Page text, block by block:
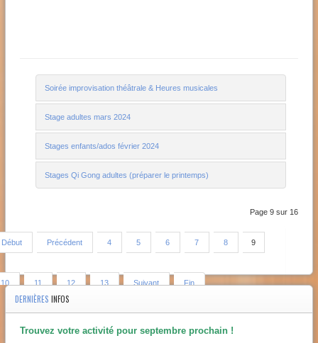
Soirée improvisation théâtrale & Heures musicales
Stage adultes mars 2024
Stages enfants/ados février 2024
Stages Qi Gong adultes (préparer le printemps)
Page 9 sur 16
Début Précédent 4 5 6 7 8 9
10 11 12 13 Suivant Fin
DERNIÈRES INFOS
Trouvez votre activité pour septembre prochain !